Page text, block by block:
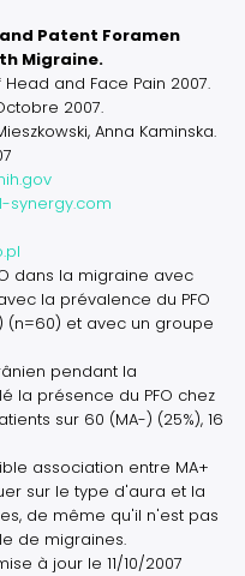
Patent Foramen
Migraine.
and Face Pain 2007.
2007.
Anna Kaminska.
synergy.com
dans la migraine avec
la prévalence du PFO
(n=60) et avec un groupe
pendant la
la présence du PFO chez
sur 60 (MA-) (25%), 16
association entre MA+
sur le type d'aura et la
de même qu'il n'est pas
de migraines.
à jour le 11/10/2007